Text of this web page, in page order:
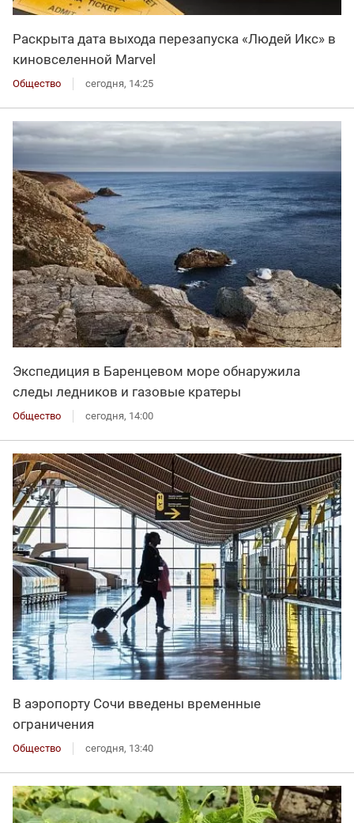
Раскрыта дата выхода перезапуска «Людей Икс» в
киновселенной Marvel
Общество сегодня, 14:25
Экспедиция в Баренцевом море обнаружила
следы ледников и газовые кратеры
Общество сегодня, 14:00
В аэропорту Сочи введены временные
ограничения
Общество сегодня, 13:40